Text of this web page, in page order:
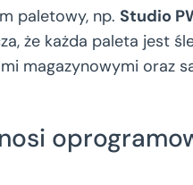
paletowy, np. Studio
że każda paleta jest
magazynowymi oraz